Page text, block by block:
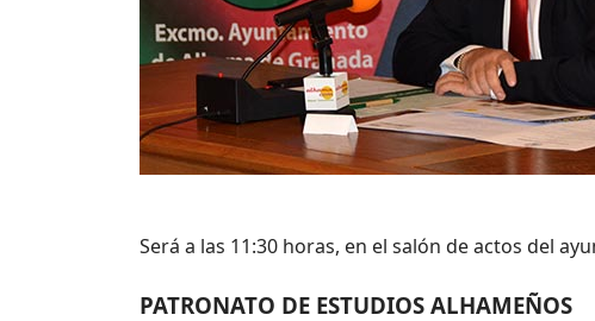
Será a las 11:30 horas, en el salón de actos del
PATRONATO DE ESTUDIOS ALHAMEÑOS